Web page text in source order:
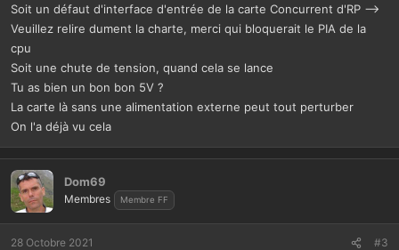
Soit un défaut d'interface d'entrée de la carte Concurrent d'RP -->
Veuillez relire dument la charte, merci qui bloquerait le PIA de la
cpu
Soit une chute de tension, quand cela se lance
Tu as bien un bon bon 5V ?
La carte là sans une alimentation externe peut tout perturber
On l'a déjà vu cela
Dom69
Membres Membre FF
28 Octobre 2021 #3